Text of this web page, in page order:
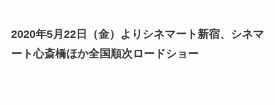
2020年5月22日（金）よりシネマート新宿、シネマ
ート心斎橋ほか全国順次ロードショー